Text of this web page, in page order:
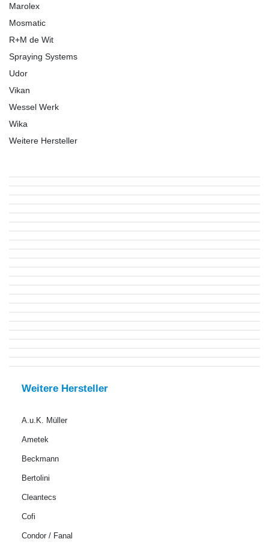
Marolex
Mosmatic
R+M de Wit
Spraying Systems
Udor
Vikan
Wessel Werk
Wika
Weitere Hersteller
Weitere Hersteller
A.u.K. Müller
Ametek
Beckmann
Bertolini
Cleantecs
Cofi
Condor / Fanal